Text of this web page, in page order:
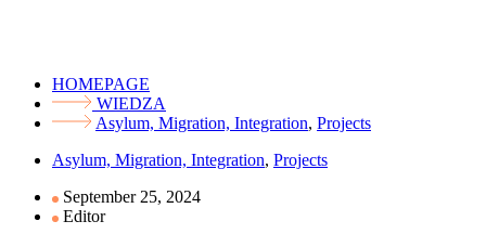
HOMEPAGE
WIEDZA
Asylum, Migration, Integration, Projects
Asylum, Migration, Integration, Projects
September 25, 2024
Editor